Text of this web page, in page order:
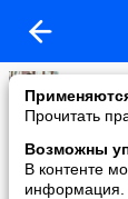
Прочитать
Возможны
В контенте
информация.
added a
05 Sep в